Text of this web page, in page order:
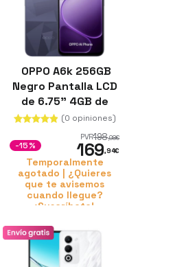
OPPO A6k 256GB
Negro Pantalla LCD
de 6.75" 4GB de
RAM Batería de
6100 mHz
(0 opiniones)
PVR198,98€
169,94€
-15%
Temporalmente
agotado | ¿Quieres
que te avisemos
cuando llegue?
¡Suscríbete!